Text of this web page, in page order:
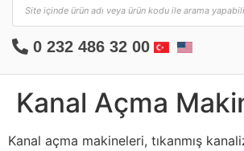
0 232 486 32 00
Kanal Açma
Kanal açma makineleri, tıkanmış